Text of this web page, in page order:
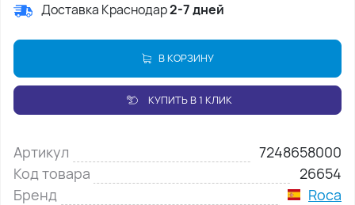
Доставка Краснодар2-7 дней
В КОРЗИНУ
КУПИТЬ В 1 КЛИК
Артикул
7248658000
Код товара
26654
Бренд
Roca